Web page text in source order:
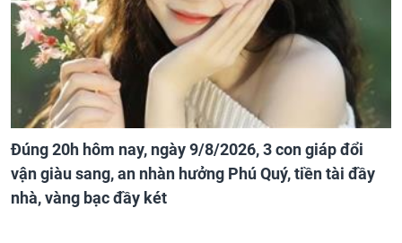
Đúng 20h hôm nay, ngày 9/8/2026, 3 con giáp đổi
vận giàu sang, an nhàn hưởng Phú Quý, tiền tài đầy
nhà, vàng bạc đầy két